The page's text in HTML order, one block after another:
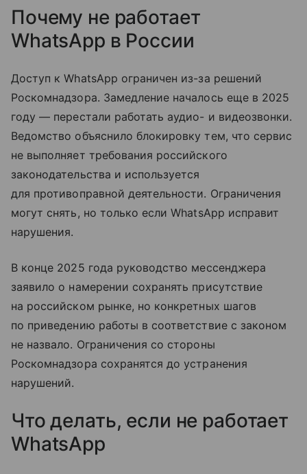
Почему не работает
WhatsApp в России
Доступ к WhatsApp ограничен из-за решений
Роскомнадзора. Замедление началось еще в 2025
году — перестали работать аудио- и видеозвонки.
Ведомство объяснило блокировку тем, что сервис
не выполняет требования российского
законодательства и используется
для противоправной деятельности. Ограничения
могут снять, но только если WhatsApp исправит
нарушения.
В конце 2025 года руководство мессенджера
заявило о намерении сохранять присутствие
на российском рынке, но конкретных шагов
по приведению работы в соответствие с законом
не назвало. Ограничения со стороны
Роскомнадзора сохранятся до устранения
нарушений.
Что делать, если не работает
WhatsApp